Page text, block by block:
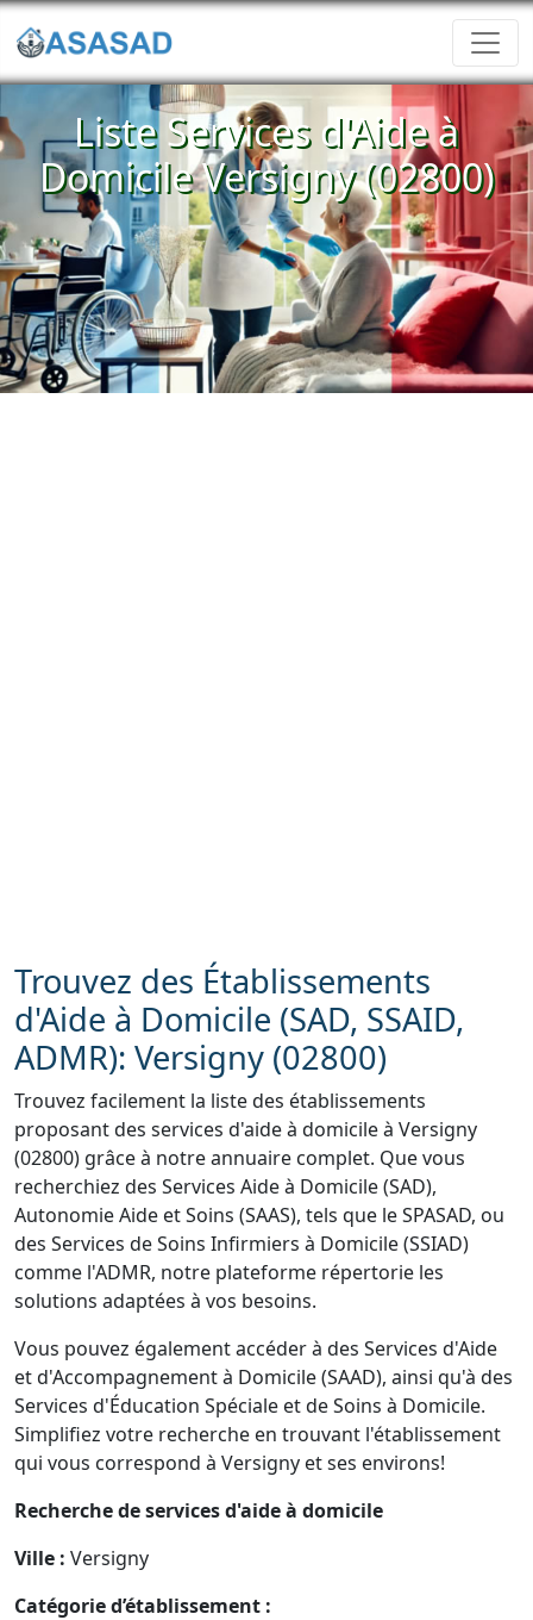
Liste Services d'Aide à
Domicile Versigny (02800)
Trouvez des Établissements
d'Aide à Domicile (SAD, SSAID,
ADMR): Versigny (02800)
Trouvez facilement la liste des établissements
proposant des services d'aide à domicile à Versigny
(02800) grâce à notre annuaire complet. Que vous
recherchiez des Services Aide à Domicile (SAD),
Autonomie Aide et Soins (SAAS), tels que le SPASAD, ou
des Services de Soins Infirmiers à Domicile (SSIAD)
comme l'ADMR, notre plateforme répertorie les
solutions adaptées à vos besoins.
Vous pouvez également accéder à des Services d'Aide
et d'Accompagnement à Domicile (SAAD), ainsi qu'à des
Services d'Éducation Spéciale et de Soins à Domicile.
Simplifiez votre recherche en trouvant l'établissement
qui vous correspond à Versigny et ses environs!
Recherche de services d'aide à domicile
Ville : Versigny
Catégorie d’établissement :